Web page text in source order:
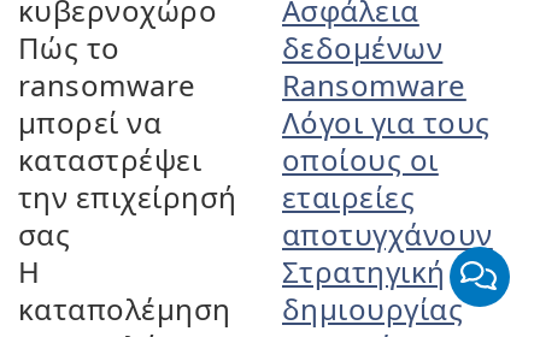
κυβερνοχώρο
Πώς το
ransomware
μπορεί να
καταστρέψει
την επιχείρησή
σας
Η
καταπολέμηση
Ασφάλεια
δεδομένων
Ransomware
Λόγοι για τους
οποίους οι
εταιρείες
αποτυγχάνουν
Στρατηγική
δημιουργίας